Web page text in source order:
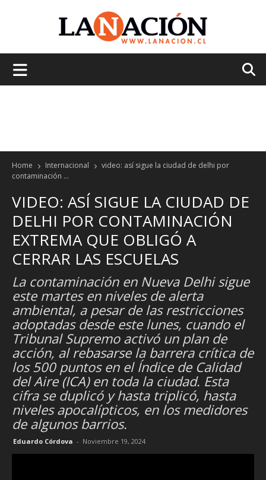
Home Internacional
video: así sigue la ciudad de delhi por
contaminación ...
VIDEO: ASÍ SIGUE LA CIUDAD DE
DELHI POR CONTAMINACIÓN
EXTREMA QUE OBLIGÓ A
CERRAR LAS ESCUELAS
La contaminación en Nueva Delhi sigue
este martes en niveles de alerta
ambiental, a pesar de las restricciones
adoptadas desde este lunes, cuando el
Tribunal Supremo activó un plan de
acción, al rebasarse la barrera crítica de
los 500 puntos en el Índice de Calidad
del Aire (ICA) en toda la ciudad. Esta
cifra se duplicó y hasta triplicó, hasta
niveles apocalípticos, en los medidores
de algunos barrios.
Eduardo Córdova - Noviembre 19, 2024